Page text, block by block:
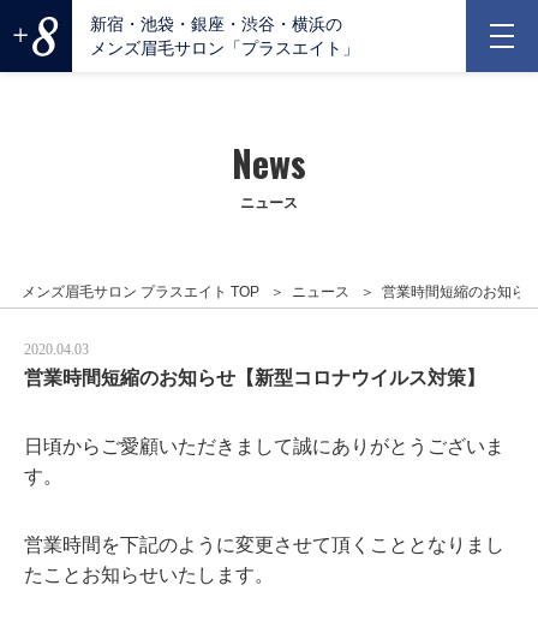
新宿・池袋・銀座・渋谷・横浜の
メンズ眉毛サロン「プラスエイト」
News
ニュース
メンズ眉毛サロン プラスエイト TOP ニュース 営業時間短縮のお知ら
2020.04.03
営業時間短縮のお知らせ【新型コロナウイルス対策】
日頃からご愛顧いただきまして誠にありがとうございま
す。
営業時間を下記のように変更させて頂くこととなりまし
たことお知らせいたします。